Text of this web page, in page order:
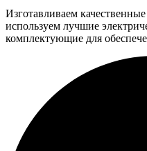
Изготавливаем
используем лучшие
комплектующие для